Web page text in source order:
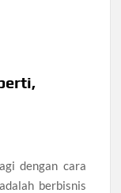
dengan cara
berbisnis